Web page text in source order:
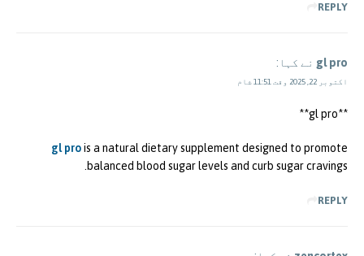
REPLY
gl pro نے کہا:
اکتوبر 22, 2025 وقت 11:51 شام
**gl pro**
gl prois a natural dietary supplement designed to promote
balanced blood sugar levels and curb sugar cravings.
REPLY